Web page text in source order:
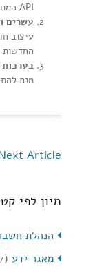
API המודרני כי עורך הבלוק מספק.
עשרים
עיצוב
החדשות
מנת
Article
מיון לפי
הנהלת
מאגר ידע (7)